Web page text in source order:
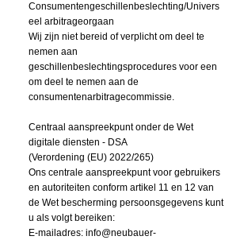
Consumentengeschillenbeslechting/Univers
eel arbitrageorgaan
Wij zijn niet bereid of verplicht om deel te
nemen aan
geschillenbeslechtingsprocedures voor een
om deel te nemen aan de
consumentenarbitragecommissie.
Centraal aanspreekpunt onder de Wet
digitale diensten - DSA
(Verordening (EU) 2022/265)
Ons centrale aanspreekpunt voor gebruikers
en autoriteiten conform artikel 11 en 12 van
de Wet bescherming persoonsgegevens kunt
u als volgt bereiken:
E-mailadres:info@neubauer-